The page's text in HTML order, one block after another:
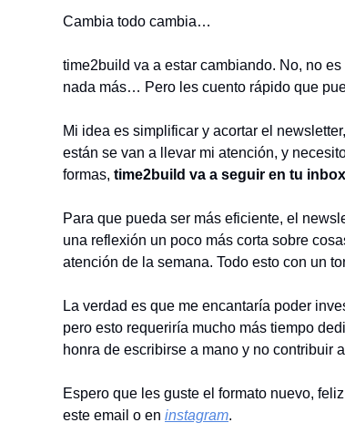
Cambia todo cambia…
time2build va a estar cambiando. No, no
nada más… Pero les cuento rápido que
Mi idea es simplificar y acortar el
están se van a llevar mi atención, y
formas, time2build va a seguir en tu
Para que pueda ser más eficiente, el
una reflexión un poco más corta sobre
atención de la semana. Todo esto con un
La verdad es que me encantaría poder
pero esto requeriría mucho más tiempo
honra de escribirse a mano y no contribuir al
Espero que les guste el formato nuevo,
este email o en instagram.